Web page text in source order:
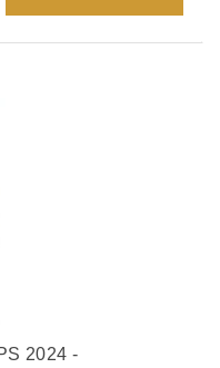
2024 -